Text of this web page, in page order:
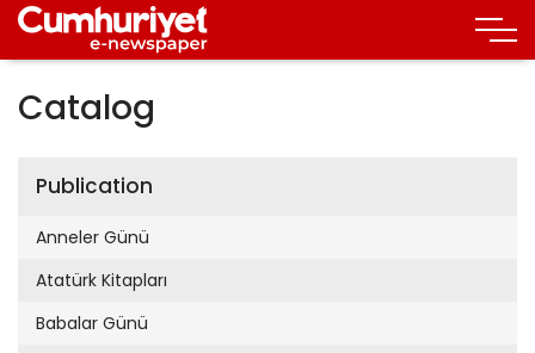
Catalog
Publication
Anneler Günü
Atatürk Kitapları
Babalar Günü